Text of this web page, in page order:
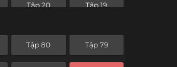
Tập 20 Tập 19
Tập 80 Tập 79